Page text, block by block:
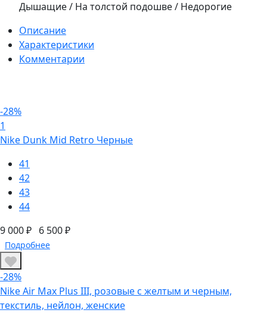
Дышащие / На толстой подошве / Недорогие
Описание
Характеристики
Комментарии
-28%
1
Nike Dunk Mid Retro Черные
41
42
43
44
9 000 ₽ 6 500 ₽
Подробнее
-28%
Nike Air Max Plus III, розовые с желтым и черным,
текстиль, нейлон, женские